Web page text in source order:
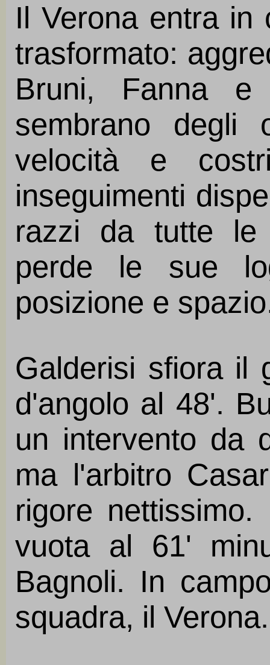
Il Verona entra in
trasformato:
Bruni, Fanna e
sembrano degli
velocità e
inseguimenti
razzi da tutte
perde le sue
posizione e
Galderisi sfiora il
d'angolo al 48'.
un intervento da
ma l'arbitro
rigore
vuota al 61'
Bagnoli. In
squadra, il Verona.